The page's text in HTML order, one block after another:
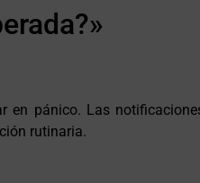
en pánico. Las
rutinaria.